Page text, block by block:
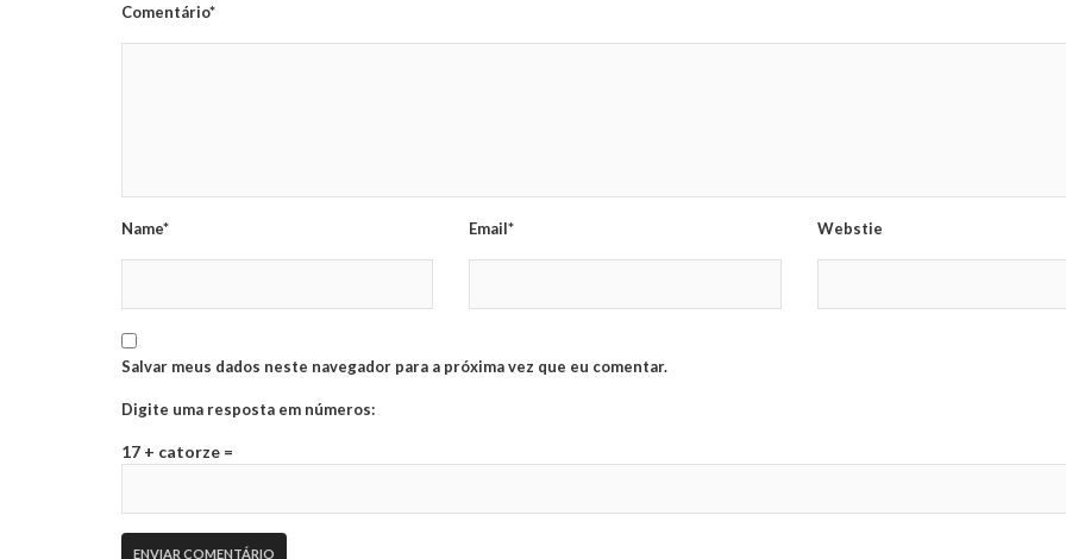
Comentário*
Name* Email* Webstie
Salvar meus dados neste navegador para a próxima vez que eu comentar.
Digite uma resposta em números:
17 + catorze =